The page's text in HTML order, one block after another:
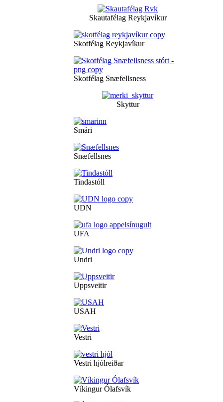
Skautafélag Reykjavíkur
Skotfélag Reykjavíkur
Skotfélag Snæfellsness
Skyttur
Smári
Snæfellsnes
Tindastóll
UDN
UFA
Undri
Uppsveitir
USAH
Vestri
Vestri hjólreiðar
Víkingur Ólafsvík